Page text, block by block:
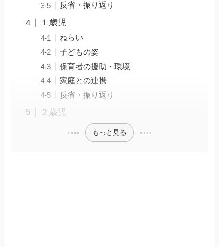
反省・振り返り
１歳児
ねらい
子どもの姿
保育者の援助・環境
家庭との連携
反省・振り返り
２歳児
もっと見る